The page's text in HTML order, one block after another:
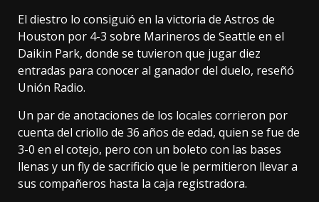
El diestro lo consiguió en la victoria de Astros de
Houston por 4-3 sobre Marineros de Seattle en el
Daikin Park, donde se tuvieron que jugar diez
entradas para conocer al ganador del duelo, reseñó
Unión Radio.
Un par de anotaciones de los locales corrieron por
cuenta del criollo de 36 años de edad, quien se fue de
3-0 en el cotejo, pero con un boleto con las bases
llenas y un fly de sacrificio que le permitieron llevar a
sus compañeros hasta la caja registradora.